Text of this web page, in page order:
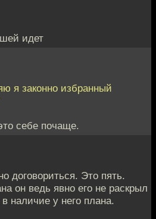
идет
я законно избранный
себе почаще.
договориться. Это пять.
он ведь явно его не раскрыл
наличие у него плана.